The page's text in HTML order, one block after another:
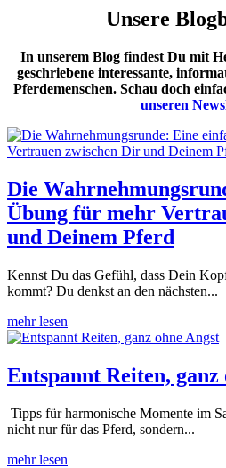
Unsere
In unserem Blog findest Du mit
geschriebene interessante,
Pferdemenschen. Schau doch
unseren
Die
Übung für mehr
und Deinem Pferd
Kennst Du das Gefühl, dass Dein
kommt? Du denkst an den nächsten...
mehr lesen
Entspannt Reiten, ganz
Tipps für harmonische Momente im
nicht nur für das Pferd, sondern...
mehr lesen